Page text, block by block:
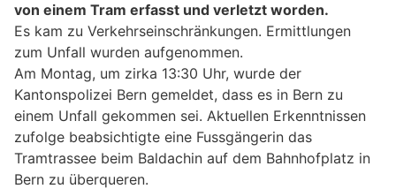
von einem Tram erfasst und verletzt worden.
Es kam zu Verkehrseinschränkungen. Ermittlungen
zum Unfall wurden aufgenommen.
Am Montag, um zirka 13:30 Uhr, wurde der
Kantonspolizei Bern gemeldet, dass es in Bern zu
einem Unfall gekommen sei. Aktuellen Erkenntnissen
zufolge beabsichtigte eine Fussgängerin das
Tramtrassee beim Baldachin auf dem Bahnhofplatz in
Bern zu überqueren.